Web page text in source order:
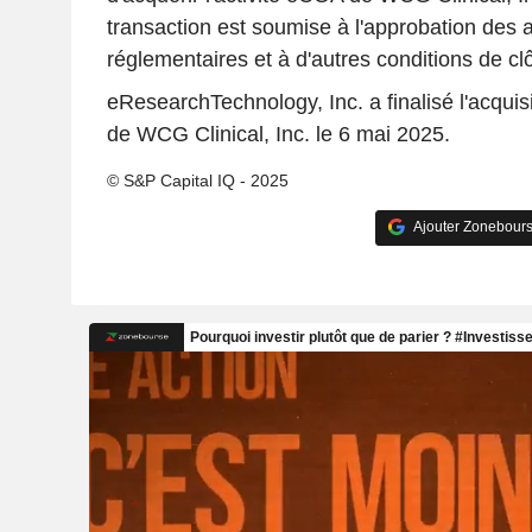
transaction est soumise à l'approbation des
réglementaires et à d'autres conditions de
eResearchTechnology, Inc. a finalisé
de WCG Clinical, Inc. le 6 mai 2025.
© S&P Capital IQ - 2025
Ajouter